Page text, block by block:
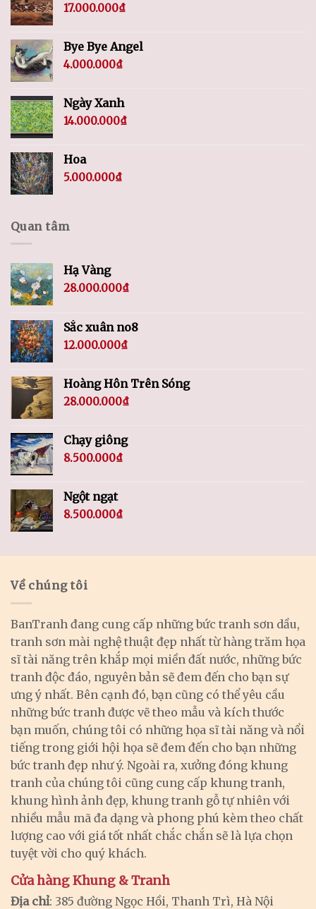
17.000.000₫
Bye Bye Angel
4.000.000₫
Ngày Xanh
14.000.000₫
Hoa
5.000.000₫
Quan tâm
Hạ Vàng
28.000.000₫
Sắc xuân no8
12.000.000₫
Hoàng Hôn Trên Sóng
28.000.000₫
Chạy giông
8.500.000₫
Ngột ngạt
8.500.000₫
Về chúng tôi
BanTranh đang cung cấp những bức tranh sơn dầu,
tranh sơn mài nghệ thuật đẹp nhất từ hàng trăm họa
sĩ tài năng trên khắp mọi miền đất nước, những bức
tranh độc đáo, nguyên bản sẽ đem đến cho bạn sự
ưng ý nhất. Bên cạnh đó, bạn cũng có thể yêu cầu
những bức tranh được vẽ theo mẫu và kích thước
bạn muốn, chúng tôi có những họa sĩ tài năng và nổi
tiếng trong giới hội họa sẽ đem đến cho bạn những
bức tranh đẹp như ý. Ngoài ra, xưởng đóng khung
tranh của chúng tôi cũng cung cấp khung tranh,
khung hình ảnh đẹp, khung tranh gỗ tự nhiên với
nhiều mẫu mã đa dạng và phong phú kèm theo chất
lượng cao với giá tốt nhất chắc chắn sẽ là lựa chọn
tuyệt vời cho quý khách.
Cửa hàng Khung & Tranh
Địa chỉ: 385 đường Ngọc Hồi, Thanh Trì, Hà Nội